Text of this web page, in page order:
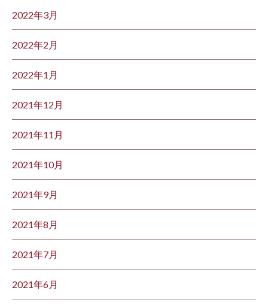
2022年3月
2022年2月
2022年1月
2021年12月
2021年11月
2021年10月
2021年9月
2021年8月
2021年7月
2021年6月